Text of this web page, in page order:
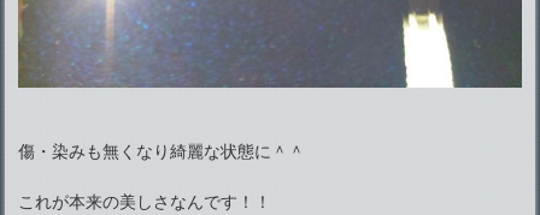
傷・染みも無くなり綺麗な状態に＾＾
これが本来の美しさなんです！！